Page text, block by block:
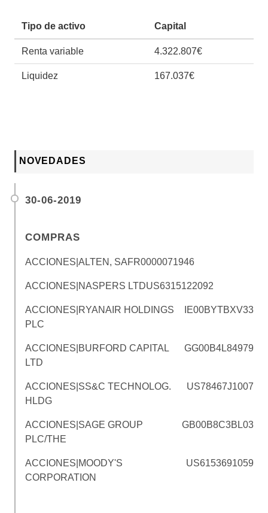
Tipo de activo Capital
Renta variable 4.322.807€
Liquidez 167.037€
NOVEDADES
30-06-2019
COMPRAS
ACCIONES|ALTEN, SAFR0000071946
ACCIONES|NASPERS LTDUS6315122092
ACCIONES|RYANAIR HOLDINGS
PLC
IE00BYTBXV33
ACCIONES|BURFORD CAPITAL
LTD
GG00B4L84979
ACCIONES|SS&C TECHNOLOG.
HLDG
US78467J1007
ACCIONES|SAGE GROUP
PLC/THE
GB00B8C3BL03
ACCIONES|MOODY'S
CORPORATION
US6153691059